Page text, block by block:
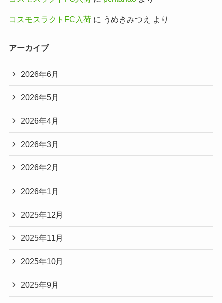
コスモスラクトFC入荷に うめきみつえ より
アーカイブ
2026年6月
2026年5月
2026年4月
2026年3月
2026年2月
2026年1月
2025年12月
2025年11月
2025年10月
2025年9月